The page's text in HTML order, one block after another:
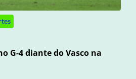
G-4 diante do Vasco na